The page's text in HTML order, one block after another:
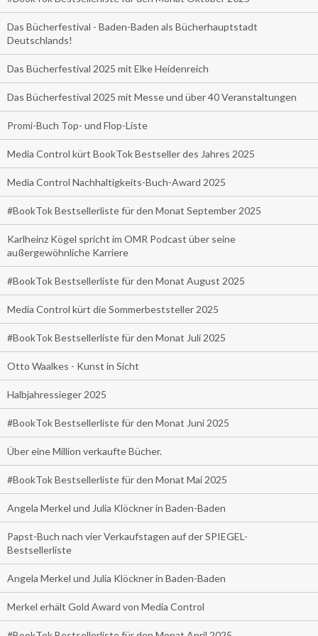
Das Bücherfestival - Baden-Baden als Bücherhauptstadt
Deutschlands!
Das Bücherfestival 2025 mit Elke Heidenreich
Das Bücherfestival 2025 mit Messe und über 40 Veranstaltungen
Promi-Buch Top- und Flop-Liste
Media Control kürt BookTok Bestseller des Jahres 2025
Media Control Nachhaltigkeits-Buch-Award 2025
#BookTok Bestsellerliste für den Monat September 2025
Karlheinz Kögel spricht im OMR Podcast über seine
außergewöhnliche Karriere
#BookTok Bestsellerliste für den Monat August 2025
Media Control kürt die Sommerbeststeller 2025
#BookTok Bestsellerliste für den Monat Juli 2025
Otto Waalkes - Kunst in Sicht
Halbjahressieger 2025
#BookTok Bestsellerliste für den Monat Juni 2025
Über eine Million verkaufte Bücher.
#BookTok Bestsellerliste für den Monat Mai 2025
Angela Merkel und Julia Klöckner in Baden-Baden
Papst-Buch nach vier Verkaufstagen auf der SPIEGEL-
Bestsellerliste
Angela Merkel und Julia Klöckner in Baden-Baden
Merkel erhält Gold Award von Media Control